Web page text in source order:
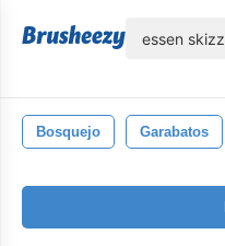
Bosquejo Garabatos